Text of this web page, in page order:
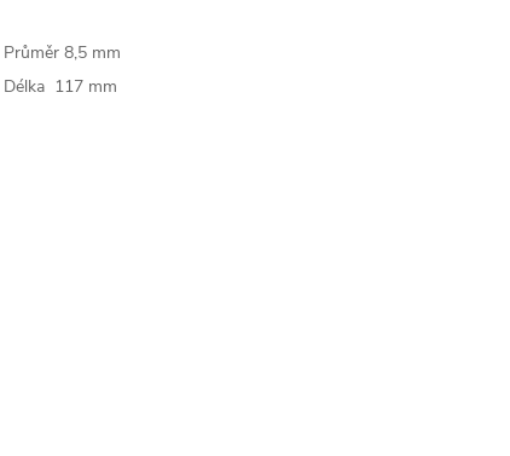
Průměr 8,5 mm
Délka 117 mm